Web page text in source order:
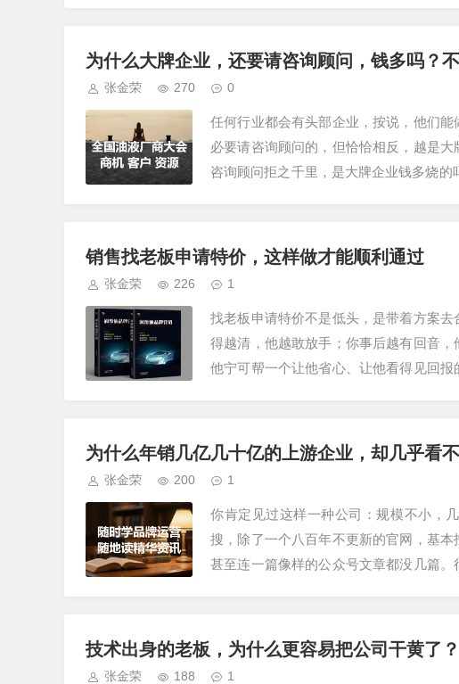
为什么大牌企业，还要请咨询顾问，钱多吗？
张金荣 270 0
任何行业都会有头部企业，按说，他们
必要请咨询顾问的，但恰恰相反，越是
咨询顾问拒之千里，是大牌企业钱多烧的
销售找老板申请特价，这样做才能顺利通过
张金荣 226 1
找老板申请特价不是低头，是带着方案
得越清，他越敢放手；你事后越有回音
他宁可帮一个让他省心、让他看得见回报
为什么年销几亿几十亿的上游企业，却几乎看
张金荣 200 1
你肯定见过这样一种公司：规模不小，
搜，除了一个八百年不更新的官网，基
甚至连一篇像样的公众号文章都没几篇。
技术出身的老板，为什么更容易把公司干黄了？
张金荣 188 1